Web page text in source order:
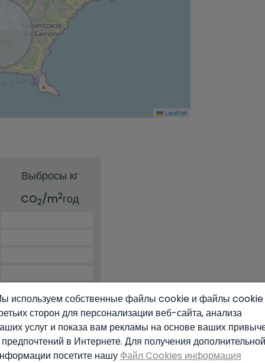
Leaflet
Выбросы кг
CO2/m2год
используем собственные файлы cookie и файлы cookie
сторон для персонализации веб-сайта, анализа
услуг и показа вам рекламы на основе ваших
в Интернете. Для получения дополнительной
посетите нашу Файл Cookies информация